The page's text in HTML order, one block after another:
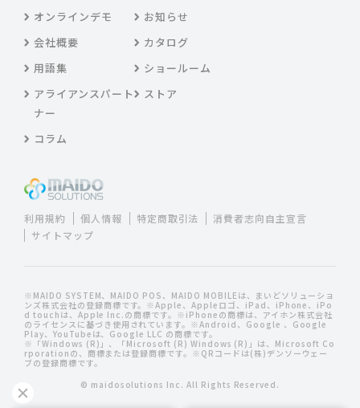
オンラインデモ
お知らせ
会社概要
カタログ
用語集
ショールーム
アライアンスパート
ナー
ストア
コラム
利用規約 個人情報 特定商取引法
消費者志向自主宣言
サイトマップ
※MAIDO SYSTEM、MAIDO POS、MAIDO MOBILEは、まいどソリューショ
ンズ株式会社の登録商標です。※Apple、Appleロゴ、iPad、iPhone、iPo
d touchは、Apple Inc.の商標です。※iPhoneの商標は、アイホン株式会社
のライセンスに基づき使用されています。※Android、Google 、Google
Play、YouTubeは、Google LLC の商標です。
※「Windows (R)」、「Microsoft (R) Windows (R)」は、Microsoft Co
rporationの、商標または登録商標です。※QRコードは(株)デンソーウェー
ブの登録商標です。
© maidosolutions Inc. All Rights Reserved.